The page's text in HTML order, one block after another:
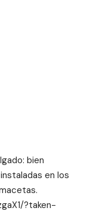
bien
en los
?taken-